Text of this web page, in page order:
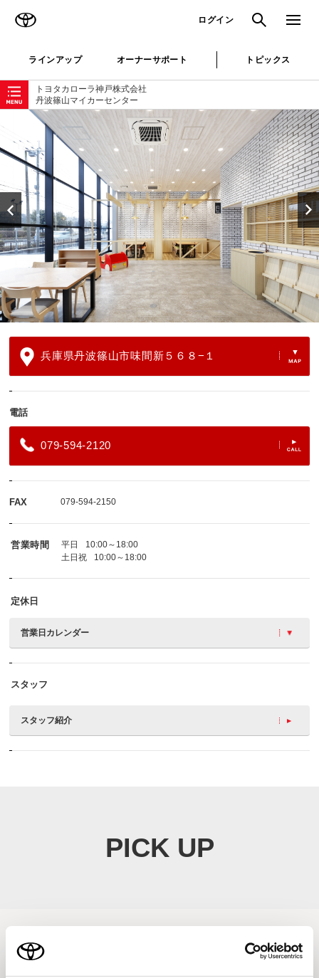
ログイン 検索 メニュ
ラインアップ オーナーサポート トピックス
トヨタカローラ神戸株式会社
丹波篠山マイカーセンター
ローカルナビゲーション
兵庫県丹波篠山市味間新５６８−１
電話
079-594-2120
FAX 079-594-2150
営業時間 平日
10:00～18:00
土日祝
10:00～18:00
定休日
営業日カレンダー
スタッフ
スタッフ紹介
PICK UP